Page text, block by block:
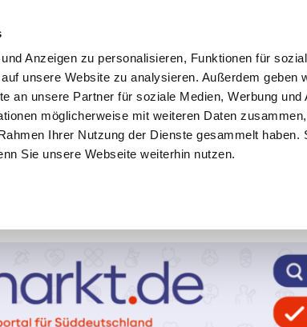
Anzeigen zu personalisieren, Funktionen für
unsere Website zu analysieren. Außerdem geben
an unsere Partner für soziale Medien, Werbung und
möglicherweise mit weiteren Daten
Ihrer Nutzung der Dienste gesammelt haben.
Sie unsere Webseite weiterhin nutzen.